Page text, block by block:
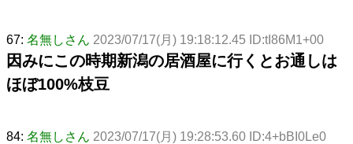
67: 名無しさん 2023/07/17(月) 19:18:12.45 ID:tI86M1+00
因みにこの時期新潟の居酒屋に行くとお通しは
ほぼ100%枝豆
84: 名無しさん 2023/07/17(月) 19:28:53.60 ID:4+bBI0Le0